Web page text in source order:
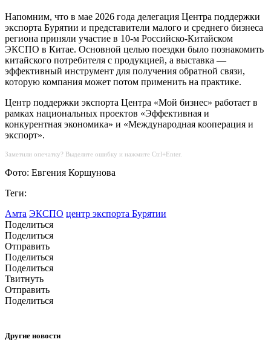
Напомним, что в мае 2026 года делегация Центра поддержки
экспорта Бурятии и представители малого и среднего бизнеса
региона приняли участие в 10-м Российско-Китайском
ЭКСПО в Китае. Основной целью поездки было познакомить
китайского потребителя с продукцией, а выставка —
эффективный инструмент для получения обратной связи,
которую компания может потом применить на практике.
Центр поддержки экспорта Центра «Мой бизнес» работает в
рамках национальных проектов «Эффективная и
конкурентная экономика» и «Международная кооперация и
экспорт».
Заметили опечатку? Выделите ошибку и нажмите Ctrl+Enter.
Фото: Евгения Коршунова
Теги:
Амта ЭКСПО центр экспорта Бурятии
Поделиться
Поделиться
Отправить
Поделиться
Поделиться
Твитнуть
Отправить
Поделиться
Другие новости